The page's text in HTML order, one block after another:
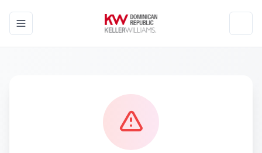
Toggle navigation menu